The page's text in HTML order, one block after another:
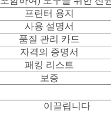
프린터 용지
사용 설명서
품질 관리 카드
자격의 증명서
패킹 리스트
보증
이끌립니다